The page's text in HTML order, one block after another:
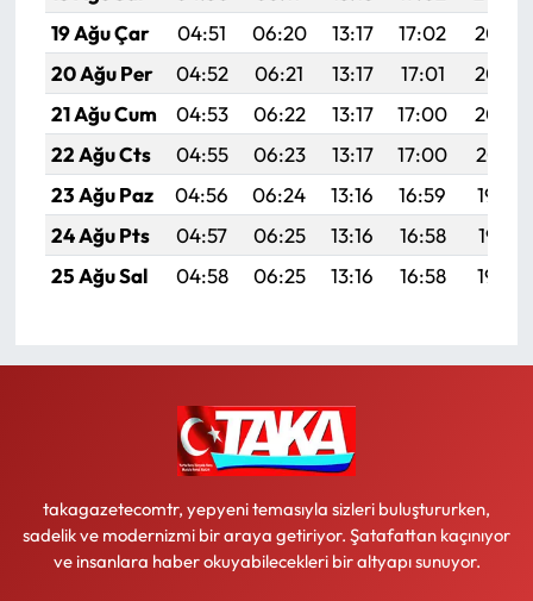
19 Ağu Çar
04:51 06:20 13:17 17:02
20:05
20 Ağu Per
04:52 06:21 13:17 17:01
20:03
21 Ağu Cum
04:53 06:22 13:17 17:00
20:02
22 Ağu Cts
04:55 06:23 13:17 17:00
20:01
23 Ağu Paz
04:56 06:24 13:16 16:59
19:59
24 Ağu Pts
04:57 06:25 13:16 16:58
19:58
25 Ağu Sal
04:58 06:25 13:16 16:58 19:56
takagazetecomtr, yepyeni temasıyla sizleri buluştururken,
sadelik ve modernizmi bir araya getiriyor. Şatafattan kaçınıyor
ve insanlara haber okuyabilecekleri bir altyapı sunuyor.